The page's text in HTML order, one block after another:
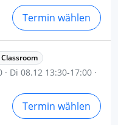
Termin wählen
Di 08.12 13:30-17:00 ·
Termin wählen